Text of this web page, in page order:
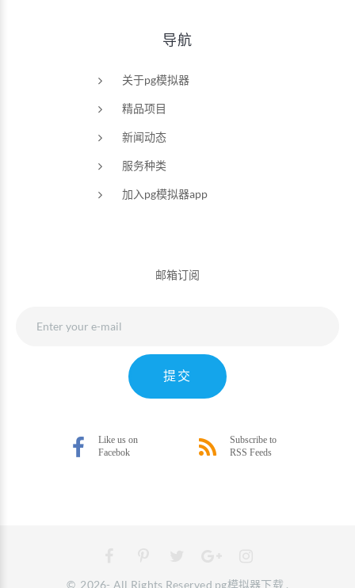
导航
关于pg模拟器
精品项目
新闻动态
服务种类
加入pg模拟器app
邮箱订阅
提交
© 2026- All Rights Reserved pg模拟器下载 .